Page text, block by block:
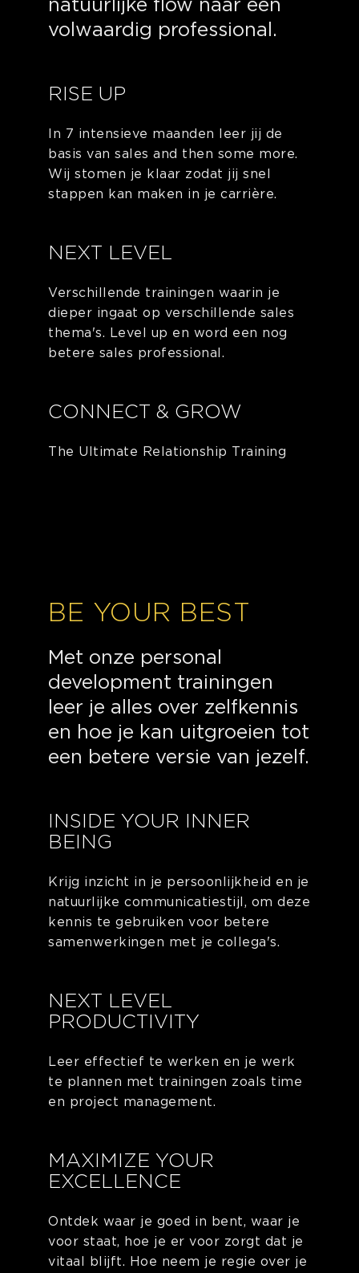
volwaardig professional.
RISE UP
NEXT LEVEL
CONNECT & GROW
In 7 intensieve maanden leer jij de
basis van sales and then some more.
Wij stomen je klaar zodat jij snel
stappen kan maken in je carrière.
Verschillende trainingen waarin je
dieper ingaat op verschillende sales
thema's. Level up en word een nog
betere sales professional.
The Ultimate Relationship Training
BE YOUR BEST
Met onze personal
development trainingen
leer je alles over zelfkennis
en hoe je kan uitgroeien tot
een betere versie van jezelf.
INSIDE YOUR INNER
BEING
NEXT LEVEL
PRODUCTIVITY
MAXIMIZE YOUR
EXCELLENCE
Krijg inzicht in je persoonlijkheid en je
natuurlijke communicatiestijl, om deze
kennis te gebruiken voor betere
samenwerkingen met je collega's.
Leer effectief te werken en je werk
te plannen met trainingen zoals time
en project management.
Ontdek waar je goed in bent, waar je
voor staat, hoe je er voor zorgt dat je
vitaal blijft. Hoe neem je regie over je